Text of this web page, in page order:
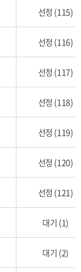
선정 (115)
선정 (116)
선정 (117)
선정 (118)
선정 (119)
선정 (120)
선정 (121)
대기 (1)
대기 (2)